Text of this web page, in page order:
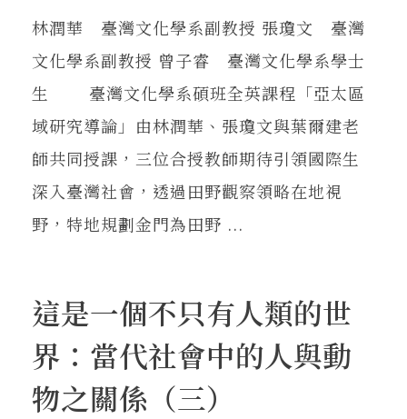
東華風景
林潤華 臺灣文化學系副教授 張瓊文 臺灣
文化學系副教授 曾子睿 臺灣文化學系學士
生 臺灣文化學系碩班全英課程「亞太區
域研究導論」由林潤華、張瓊文與葉爾建老
師共同授課，三位合授教師期待引領國際生
深入臺灣社會，透過田野觀察領略在地視
野，特地規劃金門為田野 ...
這是一個不只有人類的世
界：當代社會中的人與動
物之關係（三）